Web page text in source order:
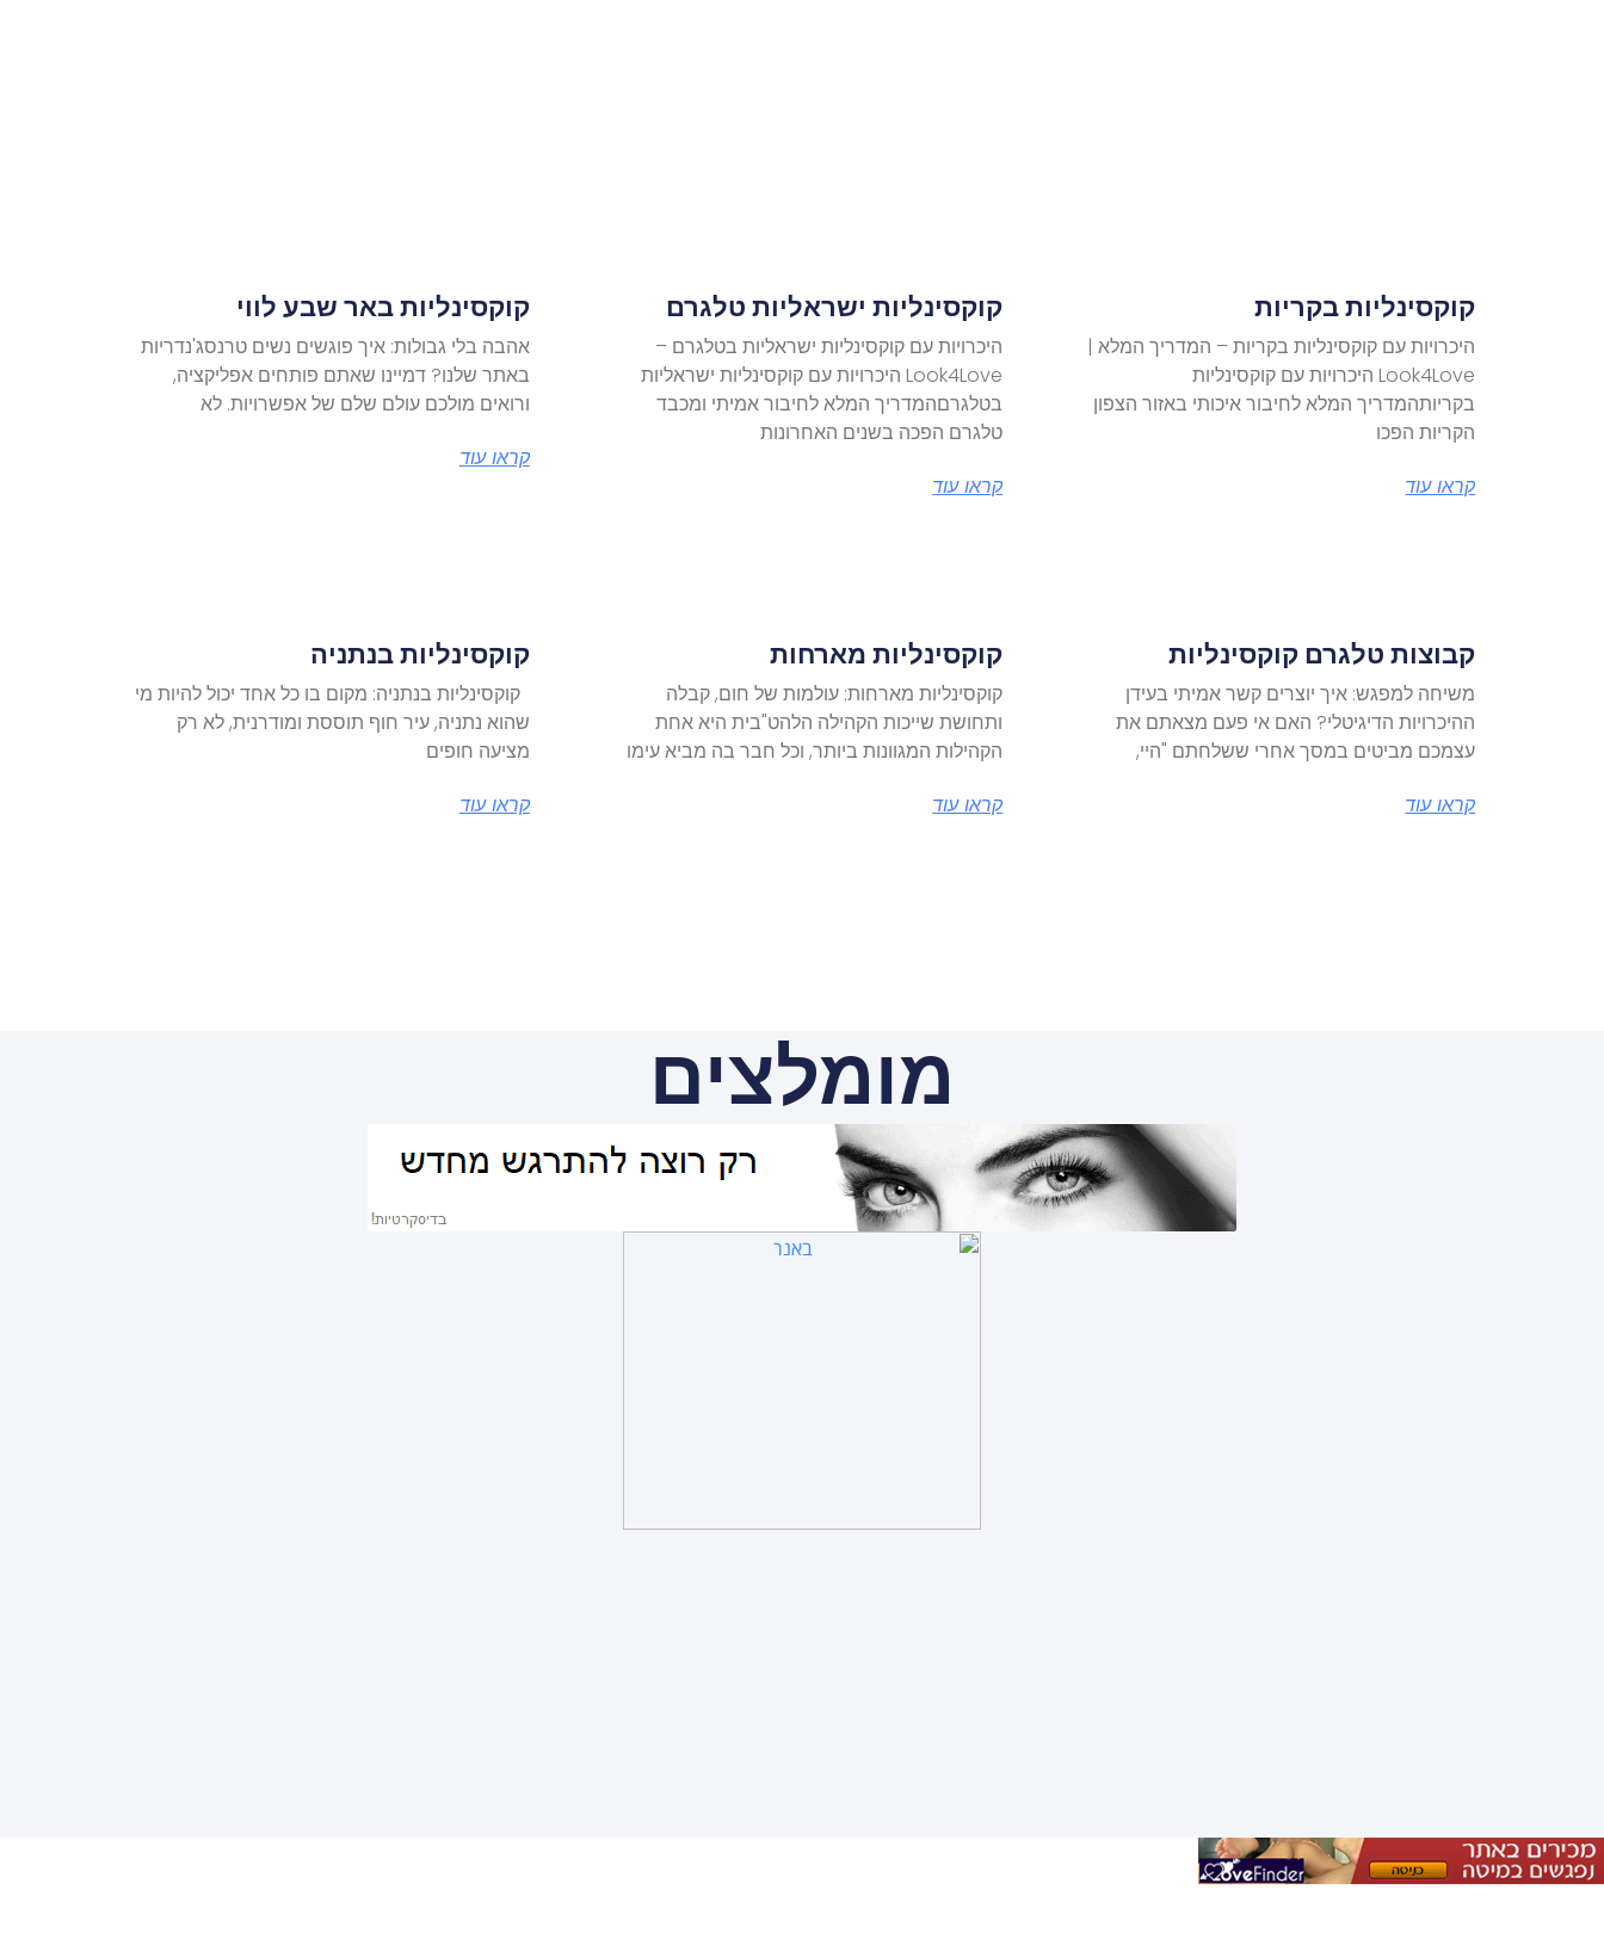
קוקסינליות בקריות
היכרויות עם קוקסינליות בקריות – המדריך המלא |
Look4Love היכרויות עם קוקסינליות
בקריותהמדריך המלא לחיבור איכותי באזור הצפון
הקריות הפכו
קראו עוד
קוקסינליות ישראליות טלגרם
היכרויות עם קוקסינליות ישראליות בטלגרם –
Look4Love היכרויות עם קוקסינליות ישראליות
בטלגרםהמדריך המלא לחיבור אמיתי ומכבד
טלגרם הפכה בשנים האחרונות
קראו עוד
קוקסינליות באר שבע לווי
אהבה בלי גבולות: איך פוגשים נשים טרנסג'נדריות
באתר שלנו? דמיינו שאתם פותחים אפליקציה,
ורואים מולכם עולם שלם של אפשרויות. לא
קראו עוד
קבוצות טלגרם קוקסינליות
משיחה למפגש: איך יוצרים קשר אמיתי בעידן
ההיכרויות הדיגיטלי? האם אי פעם מצאתם את
עצמכם מביטים במסך אחרי ששלחתם "היי,
קראו עוד
קוקסינליות מארחות
קוקסינליות מארחות: עולמות של חום, קבלה
ותחושת שייכות הקהילה הלהט"בית היא אחת
הקהילות המגוונות ביותר, וכל חבר בה מביא עימו
קראו עוד
קוקסינליות בנתניה
קוקסינליות בנתניה: מקום בו כל אחד יכול להיות מי
שהוא נתניה, עיר חוף תוססת ומודרנית, לא רק
מציעה חופים
קראו עוד
מומלצים